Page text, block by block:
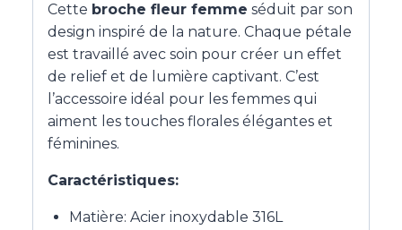
Cette broche fleur femme séduit par son
design inspiré de la nature. Chaque pétale
est travaillé avec soin pour créer un effet
de relief et de lumière captivant. C’est
l’accessoire idéal pour les femmes qui
aiment les touches florales élégantes et
féminines.
Caractéristiques:
Matière: Acier inoxydable 316L